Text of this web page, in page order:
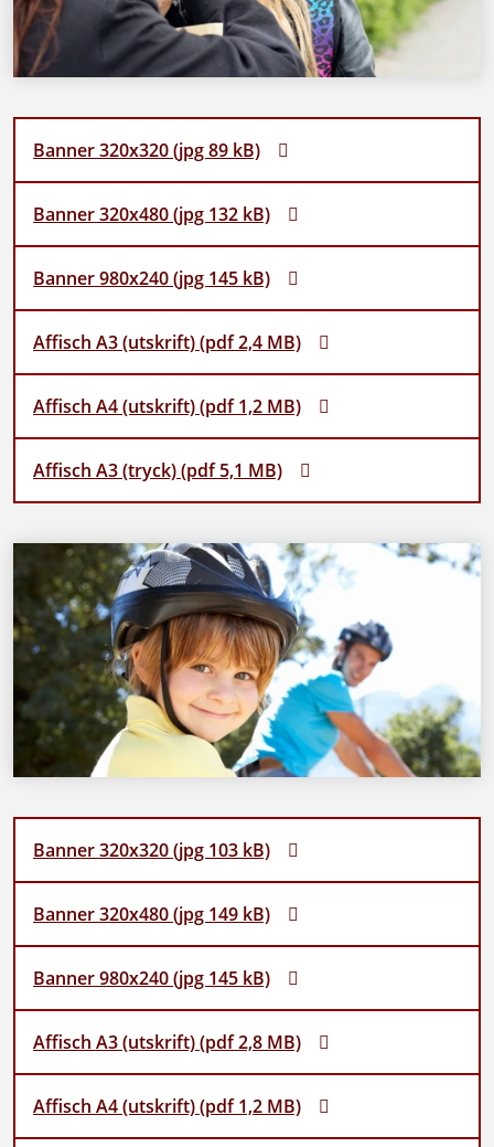
Banner 320x320 (jpg 89 kB)
Banner 320x480 (jpg 132 kB)
Banner 980x240 (jpg 145 kB)
Affisch A3 (utskrift) (pdf 2,4 MB)
Affisch A4 (utskrift) (pdf 1,2 MB)
Affisch A3 (tryck) (pdf 5,1 MB)
Banner 320x320 (jpg 103 kB)
Banner 320x480 (jpg 149 kB)
Banner 980x240 (jpg 145 kB)
Affisch A3 (utskrift) (pdf 2,8 MB)
Affisch A4 (utskrift) (pdf 1,2 MB)